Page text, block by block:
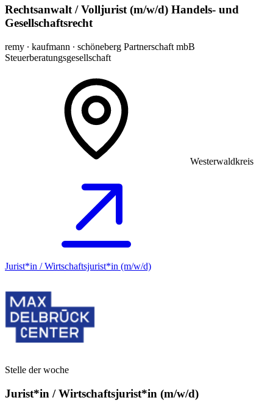
Rechtsanwalt / Volljurist (m/w/d) Handels- und
Gesellschaftsrecht
remy ∙ kaufmann ∙ schöneberg Partnerschaft mbB
Steuerberatungsgesellschaft
Westerwaldkreis
Jurist*in / Wirtschafts­jurist*in (m/w/d)
Stelle der woche
Jurist*in / Wirtschafts­jurist*in (m/w/d)